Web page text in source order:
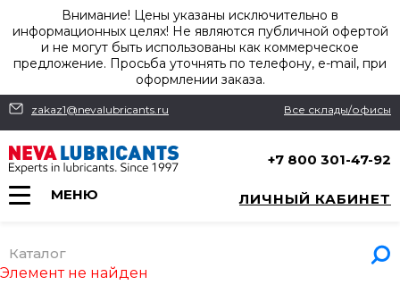
Внимание! Цены указаны исключительно в
информационных целях! Не являются публичной офертой
и не могут быть использованы как коммерческое
предложение. Просьба уточнять по телефону, e-mail, при
оформлении заказа.
zakaz1@nevalubricants.ru Все склады/офисы
+7 800 301-47-92
МЕНЮ ЛИЧНЫЙ КАБИНЕТ
Каталог
Элемент не найден